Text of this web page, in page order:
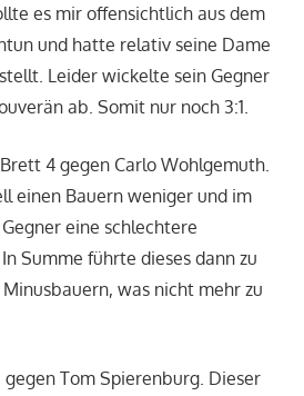
es mir offensichtlich aus dem
und hatte relativ seine Dame
Leider wickelte sein Gegner
ab. Somit nur noch 3:1.
4 gegen Carlo Wohlgemuth.
einen Bauern weniger und im
eine schlechtere
Summe führte dieses dann zu
was nicht mehr zu
gegen Tom Spierenburg. Dieser